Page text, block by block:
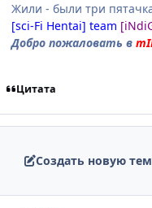
Жили - были три
[sci-Fi Hentai] team
Добро пожаловать в
Цитата
Создать новую